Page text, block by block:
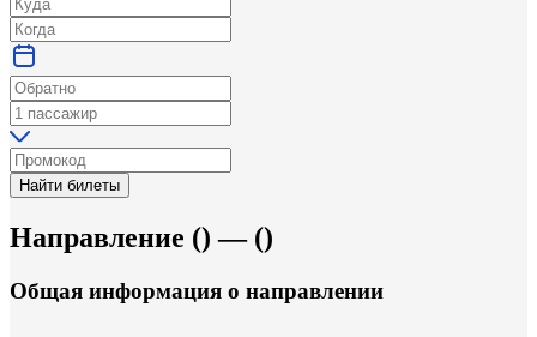
Найти билеты
Направление () — ()
Общая информация о направлении